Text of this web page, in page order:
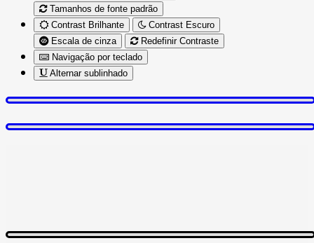
Tamanhos de fonte padrão
Contrast Brilhante
Contrast Escuro
Escala de cinza
Redefinir Contraste
Navigação por teclado
Alternar sublinhado